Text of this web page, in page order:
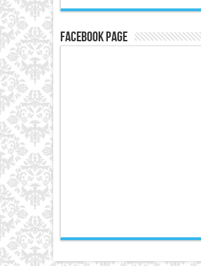
Facebook Page